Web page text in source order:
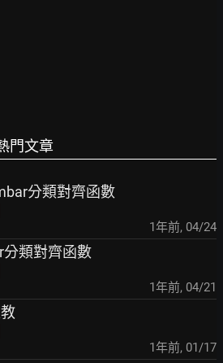
門文章
分類對齊函數
1年前, 04/24
分類對齊函數
1年前, 04/21
1年前, 01/17